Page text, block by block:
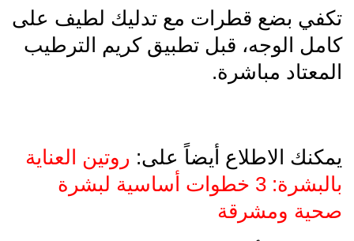
تكفي بضع قطرات مع تدليك لطيف على
كامل الوجه، قبل تطبيق كريم الترطيب
المعتاد مباشرة.
يمكنك الاطلاع أيضاً على: روتين العناية
بالبشرة: 3 خطوات أساسية لبشرة
صحية ومشرقة